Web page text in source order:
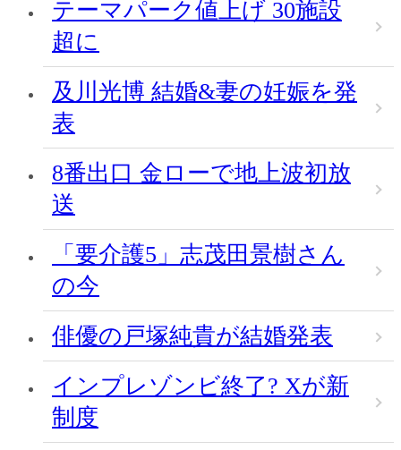
テーマパーク値上げ 30施設
超に
及川光博 結婚&妻の妊娠を発
表
8番出口 金ローで地上波初放
送
「要介護5」志茂田景樹さん
の今
俳優の戸塚純貴が結婚発表
インプレゾンビ終了? Xが新
制度